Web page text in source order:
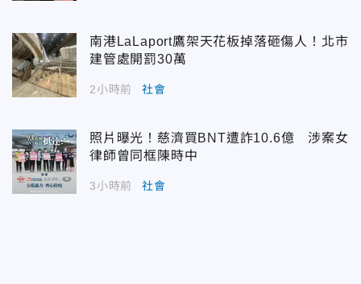
南港LaLaport鷹架天花板掉落砸傷人！北市
建管處開罰30萬
2小時前 社會
照片曝光！慈濟買BNT遭詐10.6億 涉案女
律師曾同框陳時中
3小時前 社會